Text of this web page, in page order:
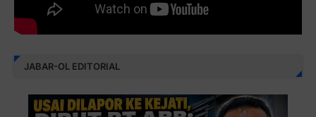
JABAR-OL EDITORIAL